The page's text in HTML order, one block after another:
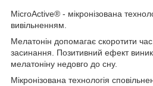
MicroActive® - мікронізована
вивільненням.
Мелатонін допомагає скоротити
засинання. Позитивний ефект
мелатоніну недовго до сну.
Мікронізована технологія